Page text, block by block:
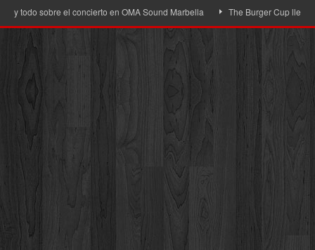
sobre el concierto en OMA Sound Marbella The Burger Cup llega a